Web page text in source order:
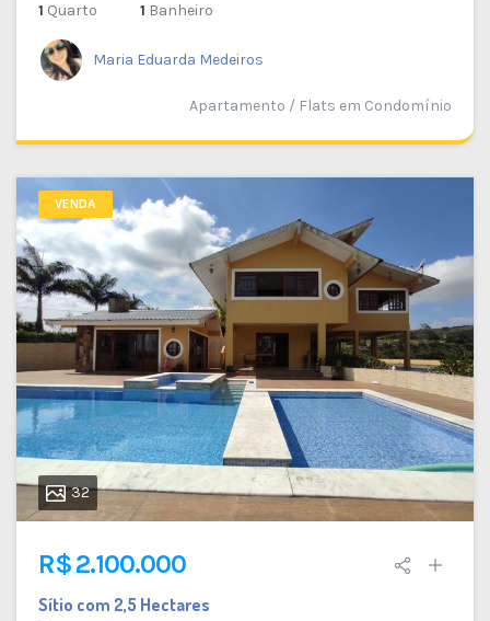
1 Quarto 1 Banheiro
Maria Eduarda Medeiros
Apartamento / Flats em Condomínio
VENDA
32
R$ 2.100.000
Sítio com 2,5 Hectares